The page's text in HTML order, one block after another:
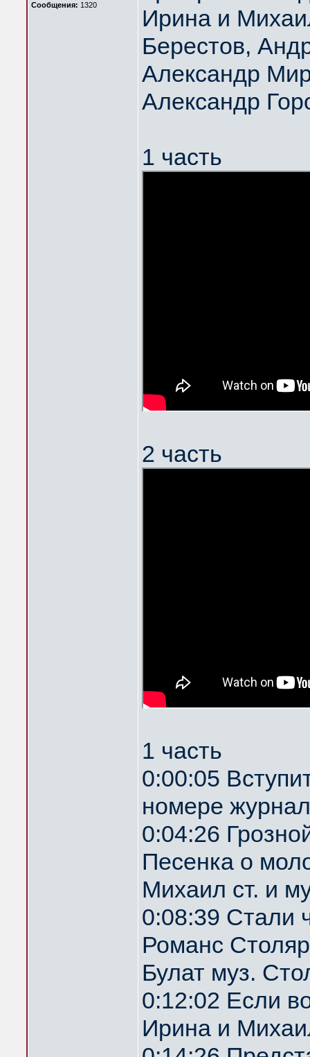
Сообщения: 1320
Ирина и
Берестов,
Александр
Александр
1 часть
2 часть
1 часть
0:00:05
номере
0:04:26
Песенка о
Михаил ст. и
0:08:39 Стали
Романс
Булат муз.
0:12:02 Если
Ирина и